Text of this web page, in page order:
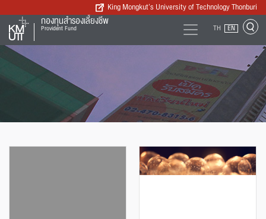
King Mongkut’s University of Technology Thonburi
กองทุนสำรองเลี้ยงชีพ
Provident Fund TH EN